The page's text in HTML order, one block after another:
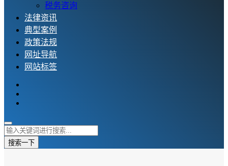
税务咨询
法律资讯
典型案例
政策法规
网址导航
网站标签
搜索一下